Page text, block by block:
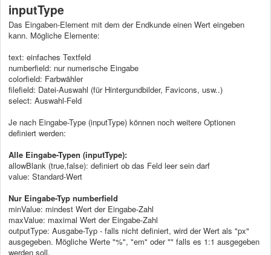
inputType
Das Eingaben-Element mit dem der Endkunde einen Wert eingeben
kann. Mögliche Elemente:
text: einfaches Textfeld
numberfield: nur numerische Eingabe
colorfield: Farbwähler
filefield: Datei-Auswahl (für Hintergundbilder, Favicons, usw..)
select: Auswahl-Feld
Je nach Eingabe-Type (inputType) können noch weitere Optionen
definiert werden:
Alle Eingabe-Typen (inputType):
allowBlank (true,false): definiert ob das Feld leer sein darf
value: Standard-Wert
Nur Eingabe-Typ numberfield
minValue: mindest Wert der Eingabe-Zahl
maxValue: maximal Wert der Eingabe-Zahl
outputType: Ausgabe-Typ - falls nicht definiert, wird der Wert als "px"
ausgegeben. Mögliche Werte "%", "em" oder "" falls es 1:1 ausgegeben
werden soll.